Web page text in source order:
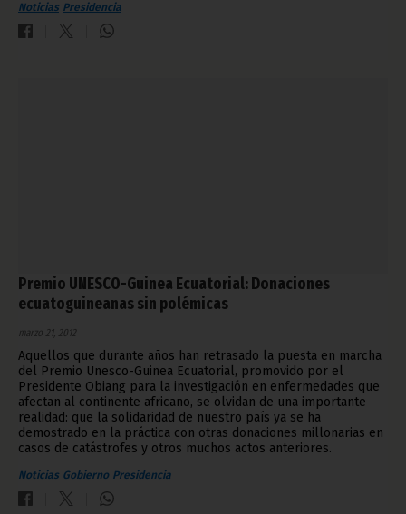
Noticias Presidencia
Premio UNESCO-Guinea Ecuatorial: Donaciones
ecuatoguineanas sin polémicas
marzo 21, 2012
Aquellos que durante años han retrasado la puesta en marcha
del Premio Unesco-Guinea Ecuatorial, promovido por el
Presidente Obiang para la investigación en enfermedades que
afectan al continente africano, se olvidan de una importante
realidad: que la solidaridad de nuestro país ya se ha
demostrado en la práctica con otras donaciones millonarias en
casos de catástrofes y otros muchos actos anteriores.
Noticias Gobierno Presidencia